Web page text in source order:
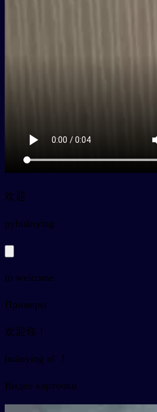
欢迎
pyhuānyíng
to welcome
Примеры
欢迎你！
huānyíng nǐ ！
Видео карточки